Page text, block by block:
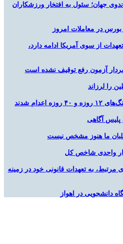
جهان؛ سئول به افتخار ورزشکاران
از سوی آمریکا ادامه دارد،
آزمون رفع توقیف نشده است
پلیس آگاهی
مرتبط، به تعهدات قانونی خود در زمینه